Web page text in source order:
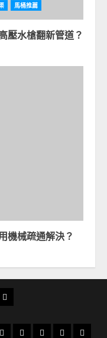
馬桶推薦
壓水槍翻新管道？
機械疏通解決？
24
時
粉 北 旺 荃 天